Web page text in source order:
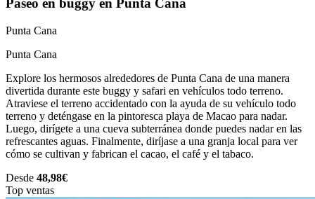
Paseo en buggy en Punta Cana
Punta Cana
Punta Cana
Explore los hermosos alrededores de Punta Cana de una manera
divertida durante este buggy y safari en vehículos todo terreno.
Atraviese el terreno accidentado con la ayuda de su vehículo todo
terreno y deténgase en la pintoresca playa de Macao para nadar.
Luego, dirígete a una cueva subterránea donde puedes nadar en las
refrescantes aguas. Finalmente, diríjase a una granja local para ver
cómo se cultivan y fabrican el cacao, el café y el tabaco.
Desde 48,98€
Top ventas